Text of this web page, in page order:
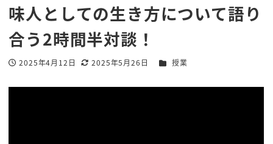
味人としての生き方について語り
合う2時間半対談！
投稿日
2025年4月12日
更新日
2025年5月26日
著
カテゴリー
授業